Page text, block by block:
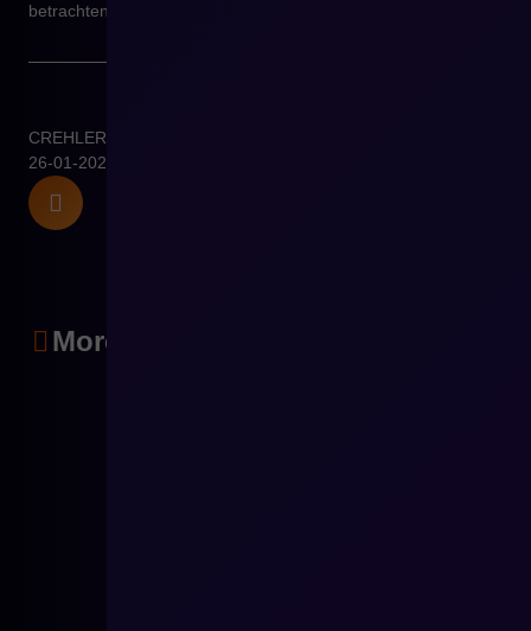
betrachten, bevor er zu einem realen Business-Problem wird.
CREHLER
26-01-2026
More articles